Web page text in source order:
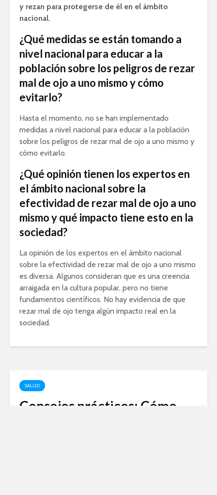
y rezan para protegerse de él en el ámbito
nacional.
¿Qué medidas se están tomando a
nivel nacional para educar a la
población sobre los peligros de rezar
mal de ojo a uno mismo y cómo
evitarlo?
Hasta el momento, no se han implementado
medidas a nivel nacional para educar a la población
sobre los peligros de rezar mal de ojo a uno mismo y
cómo evitarlo.
¿Qué opinión tienen los expertos en
el ámbito nacional sobre la
efectividad de rezar mal de ojo a uno
mismo y qué impacto tiene esto en la
sociedad?
La opinión de los expertos en el ámbito nacional
sobre la efectividad de rezar mal de ojo a uno mismo
es diversa. Algunos consideran que es una creencia
arraigada en la cultura popular, pero no tiene
fundamentos científicos. No hay evidencia de que
rezar mal de ojo tenga algún impacto real en la
sociedad.
SALUD
Consejos prácticos: Cómo